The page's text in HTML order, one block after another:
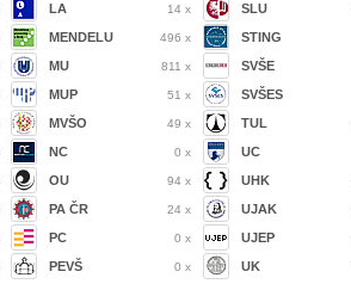
LA 14 x
MENDELU 496 x
MU 811 x
MUP 51 x
MVŠO 49 x
NC 0 x
OU 94 x
PA ČR 24 x
PC 0 x
PEVŠ 0 x
SLU
STING
SVŠE
SVŠES
TUL
UC
UHK
UJAK
UJEP
UK